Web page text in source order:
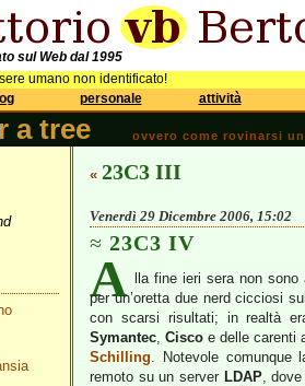
sul Web dal 1995
umano non identificato!
personale attività
a tree ovvero come rovinarsi
« 23C3 III
Venerdì 29 Dicembre 2006, 15:02
23C3 IV
A
lla fine ieri sera non
per un’oretta due nerd cicciosi
con scarsi risultati; in realtà
Symantec,Cisco e delle carenti
Schilling. Notevole comunque
remoto su un server LDAP, dove